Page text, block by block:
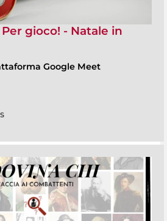
gioco! - Natale in
Google Meet